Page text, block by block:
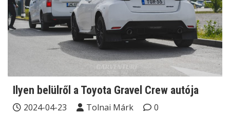
Ilyen belülről a Toyota Gravel Crew autója
2024-04-23 Tolnai Márk
0